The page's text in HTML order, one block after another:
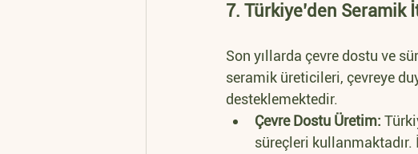
7. Türkiye’den
Son yıllarda çevre dostu ve
seramik üreticileri, çevreye
desteklemektedir.
Çevre Dostu Üretim:
süreçleri